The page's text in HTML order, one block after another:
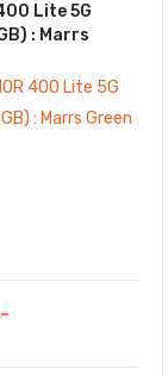
Lite 5G
: Marrs